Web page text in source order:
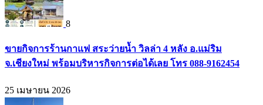
8
ขายกิจการร้านกาแฟ สระว่ายน้ำ วิลล่า 4 หลัง อ.แม่ริม
จ.เชียงใหม่ พร้อมบริหารกิจการต่อได้เลย โทร 088-9162454
25 เมษายน 2026